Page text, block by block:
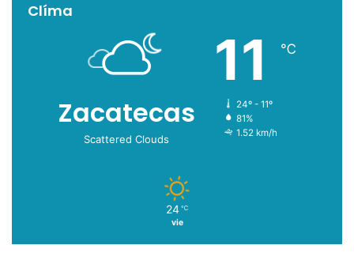
Clíma
Zacatecas
Scattered Clouds
11 ℃
24º - 11º
81%
1.52 km/h
24 ℃
vie